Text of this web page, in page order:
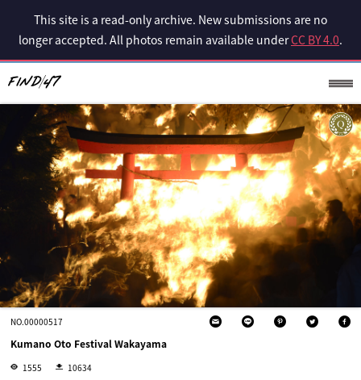
This site is a read-only archive. New submissions are no
longer accepted. All photos remain available underCC BY 4.0.
NO.00000517
Kumano Oto Festival Wakayama
1555 10634